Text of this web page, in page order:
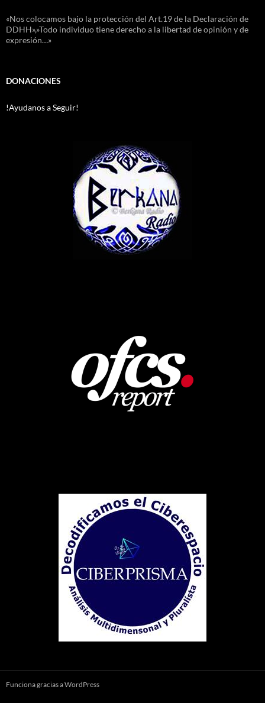
«Nos colocamos bajo la protección del Art.19 de la Declaración de
DDHH»,»Todo individuo tiene derecho a la libertad de opinión y de
expresión…»
DONACIONES
!Ayudanos a Seguir!
Funciona gracias a WordPress